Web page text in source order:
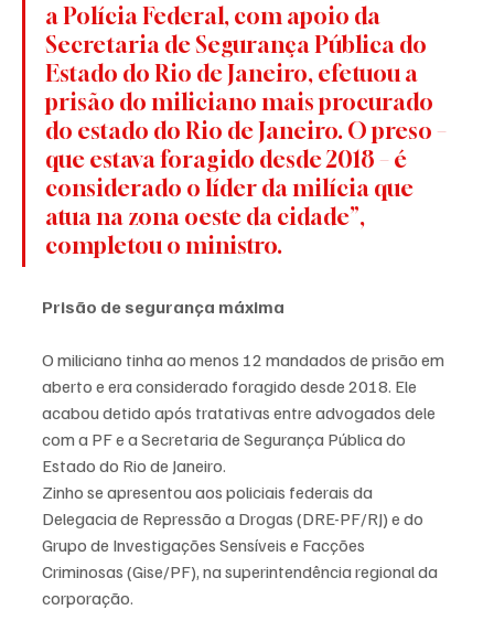
a Polícia Federal, com apoio da
Secretaria de Segurança Pública do
Estado do Rio de Janeiro, efetuou a
prisão do miliciano mais procurado
do estado do Rio de Janeiro. O preso –
que estava foragido desde 2018 – é
considerado o líder da milícia que
atua na zona oeste da cidade”,
completou o ministro.
Prisão de segurança máxima
O miliciano tinha ao menos 12 mandados de prisão em
aberto e era considerado foragido desde 2018. Ele
acabou detido após tratativas entre advogados dele
com a PF e a Secretaria de Segurança Pública do
Estado do Rio de Janeiro.
Zinho se apresentou aos policiais federais da
Delegacia de Repressão a Drogas (DRE-PF/RJ) e do
Grupo de Investigações Sensíveis e Facções
Criminosas (Gise/PF), na superintendência regional da
corporação.